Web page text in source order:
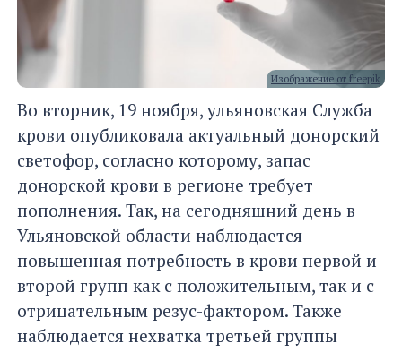
Изображение от freepik
Во вторник, 19 ноября, ульяновская Служба
крови опубликовала актуальный донорский
светофор, согласно которому, запас
донорской крови в регионе требует
пополнения. Так, на сегодняшний день в
Ульяновской области наблюдается
повышенная потребность в крови первой и
второй групп как с положительным, так и с
отрицательным резус-фактором. Также
наблюдается нехватка третьей группы